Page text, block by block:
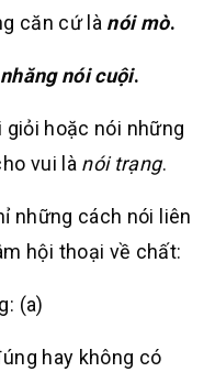
căn cứ là nói mò.
nói cuội.
giỏi hoặc nói những
vui là nói trạng.
những cách nói liên
hội thoại về chất:
(a)
hay không có